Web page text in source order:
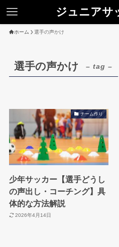
ジュニアサ
ホーム 選手の声かけ
選手の声かけ – tag –
チーム作り
少年サッカー【選手どうし
の声出し・コーチング】具
体的な方法解説
2026年4月14日